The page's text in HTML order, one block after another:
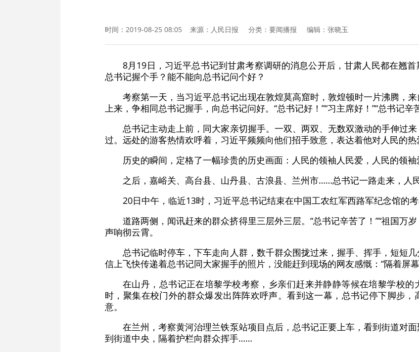
时间：2019-08-25 08:05 来源： 人民日报 分类：要闻播报 编辑：张晓玉
8月19日，习近平总书记到甘肃考察调研的消息公开后，甘肃人民都在翘
总书记握个手？能不能向总书记问个好？
考察第一天，当习近平总书记出现在敦煌莫高窟时，敦煌顿时一片沸腾，
上来，争相同总书记握手，向总书记问好。“总书记好！”“习主席好！”“总书记辛
总书记主动走上前，同大家亲切握手。一双、两双、无数双激动的手伸过
过。远处的游客热情欢呼着，习近平频频向他们招手致意，表达着他对人民的
历史的瞬间，定格了一幅珍贵的历史画面：人民的领袖人民爱，人民的领袖
之后，嘉峪关、高台县、山丹县、古浪县、兰州市……总书记一路走来，人
20日中午，临近13时，习近平总书记结束在中国工农红军西路军纪念馆的
道路两侧，闻讯赶来的群众挤得里三层外三层。“总书记辛苦了！”“祖国万
声响彻云霄。
总书记临时停车，下车走向人群，数千群众围拢过来，握手、挥手，短短
信上飞快传递着总书记同大家握手的照片，没能赶到现场的网友感慨：“隔着屏
在山丹，总书记正在培黎学校考察，乡亲们赶来并静静等候在培黎学校
时，聚集在校门外的群众爆发出阵阵欢呼声。看到这一幕，总书记停下脚步
意。
在兰州，考察黄河治理兰铁泵站项目点后，总书记正要上车，看到街道对
到街道中央，隔着护栏向群众挥手……